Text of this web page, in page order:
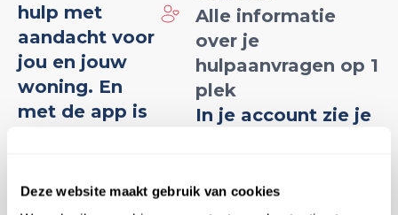
Deze website maakt gebruik van cookies
hulp met
aandacht voor
jou en jouw
woning. En
met de app is
geregeld.
Alle informatie
over je
hulpaanvragen op 1
plek
In je account zie je
hulpaanvragen in